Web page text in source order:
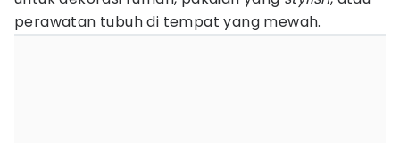
perawatan tubuh di tempat yang mewah.